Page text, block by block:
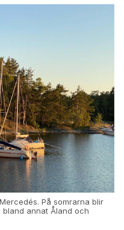
På somrarna blir
annat Åland och